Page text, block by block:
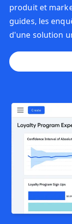
produit et
guides, les
d'une solution